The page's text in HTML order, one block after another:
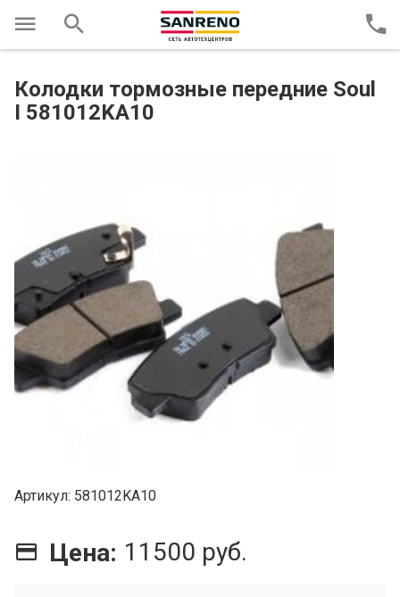
Колодки тормозные передние Soul
I 581012KA10
Артикул 581012KA10
Цена: 11500 руб.